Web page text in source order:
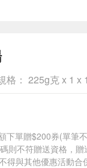
格： 225g克 x 1 x
下單贈$200券(單筆
則不符贈送資格，
得與其他優惠活動合